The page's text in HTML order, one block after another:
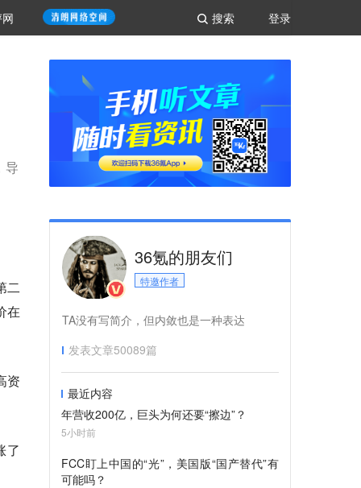
登录
搜索
导
二
在
资
了
36氪的朋友们
特邀作者
TA没有写简介，但内敛也是一种表达
发表文章50089篇
最近内容
年营收200亿，巨头为何还要“擦边”？
5小时前
FCC盯上中国的“光”，美国版“国产替代”有
可能吗？